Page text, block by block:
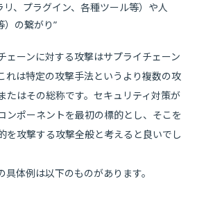
リ、プラグイン、各種ツール等）や人
）の繋がり”
ェーンに対する攻撃はサプライチェーン
れは特定の攻撃手法というより複数の攻
たはその総称です。セキュリティ対策が
ンポーネントを最初の標的とし、そこを
を攻撃する攻撃全般と考えると良いでし
体例は以下のものがあります。